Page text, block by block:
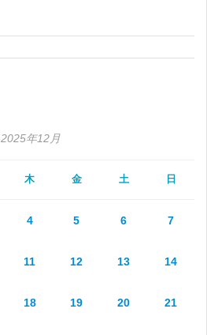
2025年12月
木 金 土 日
4 5 6 7
11 12 13 14
18 19 20 21